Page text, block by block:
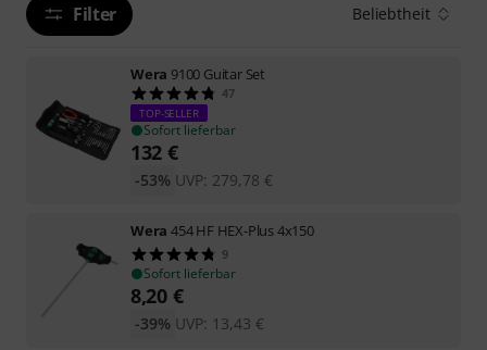
Filter Beliebtheit
Wera 9100 Guitar Set
47
TOP-SELLER
Sofort lieferbar
132 €
UVP: 279,78 €
-53%
Wera 454 HF HEX-Plus 4x150
9
Sofort lieferbar
8,20 €
UVP: 13,43 €
-39%